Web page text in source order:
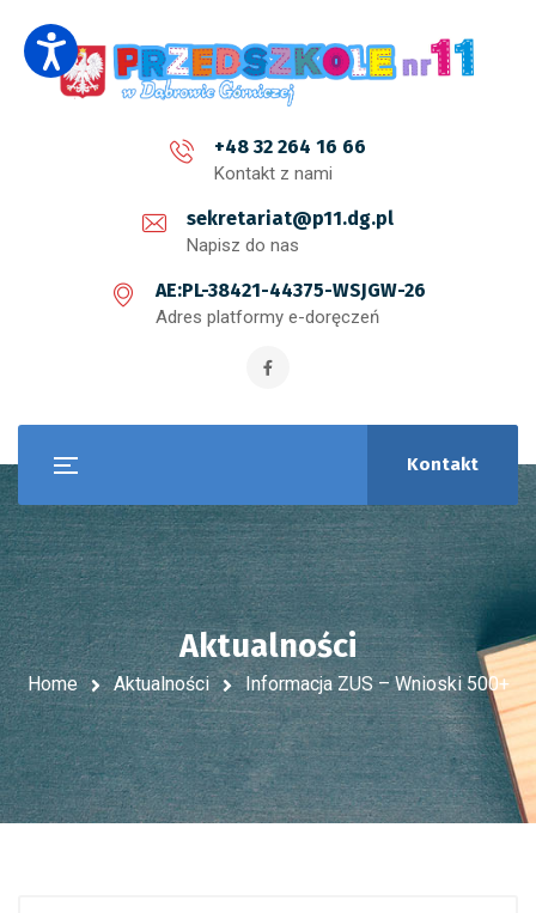
+48 32 264 16 66
Kontakt z nami
sekretariat@p11.dg.pl
Napisz do nas
AE:PL-38421-44375-WSJGW-26
Adres platformy e-doręczeń
Kontakt
Aktualności
Home Aktualności Informacja ZUS – Wnioski 500+